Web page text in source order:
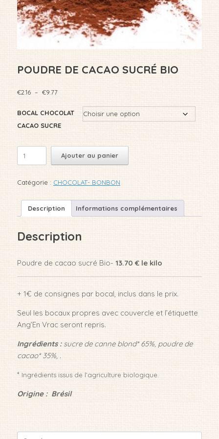
POUDRE DE CACAO SUCRÉ BIO
€2.16 – €9.77Plage
prix :
à
BOCAL CHOCOLAT
CACAO SUCRE
CACAO
Ajouter au panier
Catégorie : CHOCOLAT- BONBON
Description Informations complémentaires
Description
Poudre de cacao sucré Bio- 13.70 € le kilo
+ 1€ de consignes par bocal, inclus dans le prix.
Seul les bocaux propres avec couvercle et l’étiquette
Ang’En Vrac seront repris.
Ingrédients : sucre de canne blond* 65%, poudre de
cacao* 35%, .
* Ingrédients issus de l’agriculture biologique.
Origine : Brésil